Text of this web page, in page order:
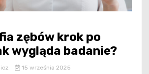
zębów krok po
wygląda badanie?
15 września 2025